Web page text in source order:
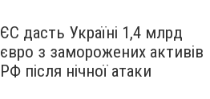
ЄС дасть Україні 1,4 млрд
євро з заморожених активів
РФ після нічної атаки